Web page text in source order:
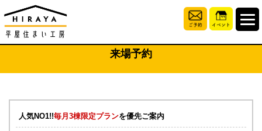
来場予約
人気NO1!!毎月3棟限定プランを優先ご案内